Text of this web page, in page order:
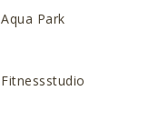
Aqua Park
Fitnessstudio